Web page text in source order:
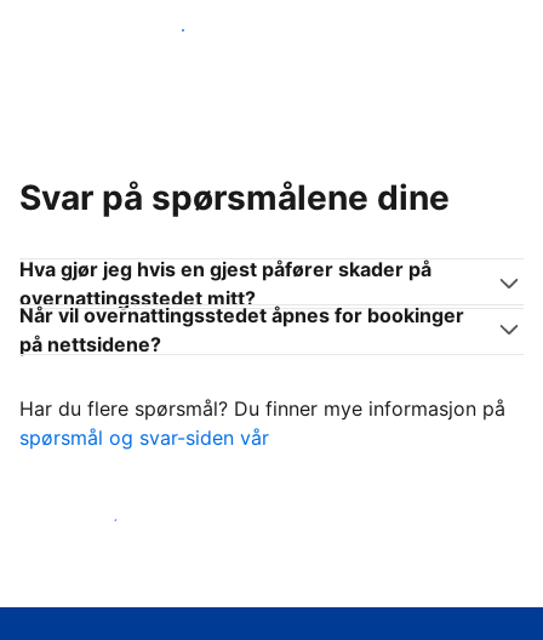
Gjør som andre verter som deg
Svar på spørsmålene dine
Hva gjør jeg hvis en gjest påfører skader på
overnattingsstedet mitt?
Når vil overnattingsstedet åpnes for bookinger
på nettsidene?
Har du flere spørsmål? Du finner mye informasjon på
spørsmål og svar-siden vår
Ta imot gjestene